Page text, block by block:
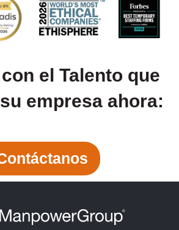
el Talento que
empresa ahora: